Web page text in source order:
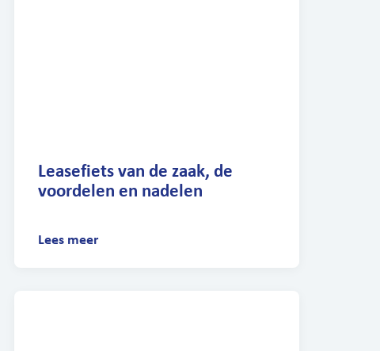
Leasefiets van de zaak, de
voordelen en nadelen
Lees meer